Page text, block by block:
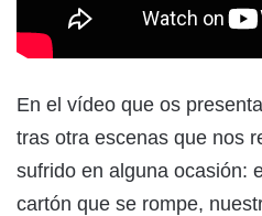
En el vídeo que os
tras otra escenas que nos
sufrido en alguna ocasión:
cartón que se rompe,